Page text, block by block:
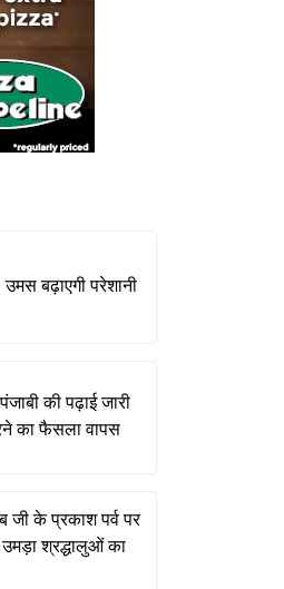
बढ़ाएगी परेशानी
की पढ़ाई जारी
का फैसला वापस
जी के प्रकाश पर्व पर
उमड़ा श्रद्धालुओं का